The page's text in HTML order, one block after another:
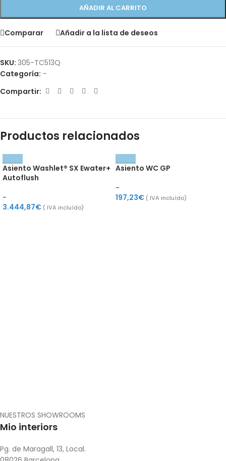
AÑADIR AL CARRITO
Comparar Añadir a la lista de deseos
SKU: 305-TC513Q
Categoría: -
Compartir:
Productos relacionados
Asiento Washlet® SX Ewater+
Autoflush
-
3.444,87€ ( IVA incluído)
Asiento WC GP
-
197,23€ ( IVA incluído)
NUESTROS SHOWROOMS
Mio interiors
Pg. de Maragall, 13, Local.